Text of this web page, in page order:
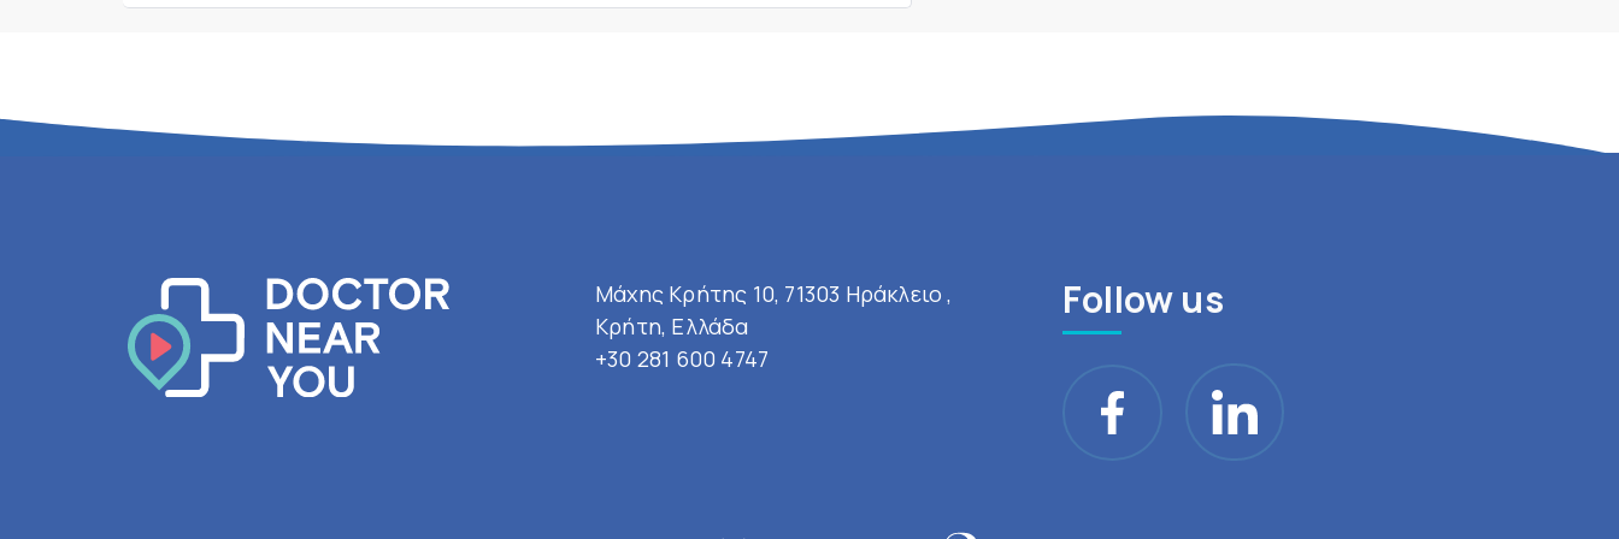
Μάχης Κρήτης 10, 71303 Ηράκλειο ,
Κρήτη, Ελλάδα
+30 281 600 4747
Follow us